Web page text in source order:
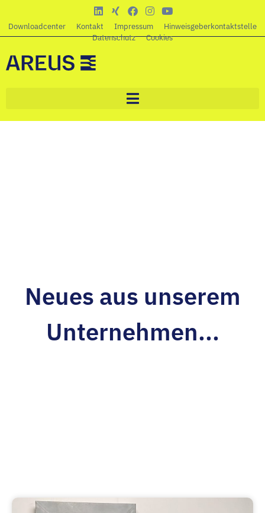
Downloadcenter Kontakt Impressum
Hinweisgeberkontaktstelle
Datenschutz
Cookies
Neues aus unserem
Unternehmen...